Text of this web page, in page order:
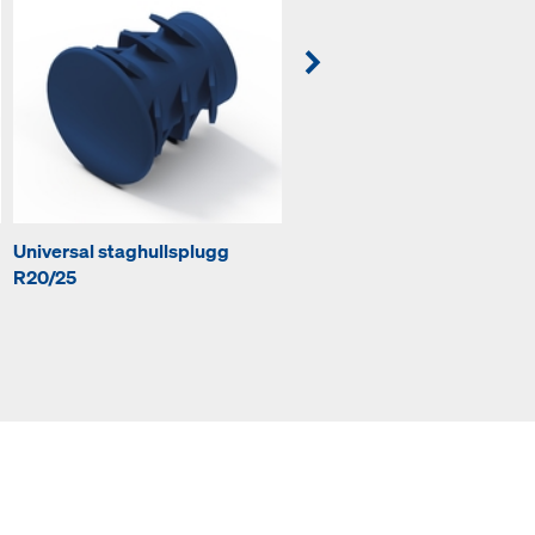
Universal staghullsplugg
R20/25